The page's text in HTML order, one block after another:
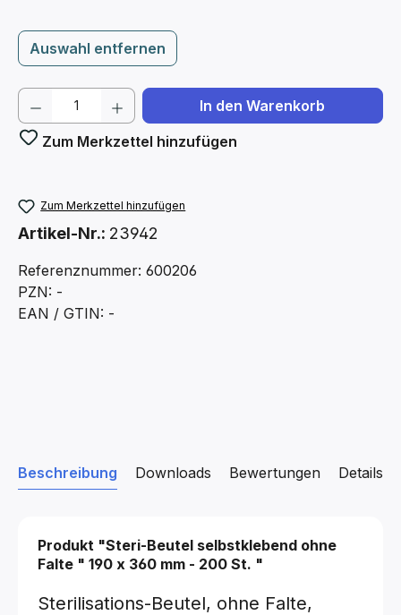
Auswahl entfernen
Produkt Anzahl: Gib den gewünschten
In den Warenkorb
Zum Merkzettel hinzufügen
Zum Merkzettel hinzufügen
Artikel-Nr.: 23942
Referenznummer: 600206
PZN: -
EAN / GTIN: -
Beschreibung Downloads Details
Bewertungen
Produkt "Steri-Beutel selbstklebend ohne
Falte " 190 x 360 mm - 200 St. "
Sterilisations-Beutel, ohne Falte,